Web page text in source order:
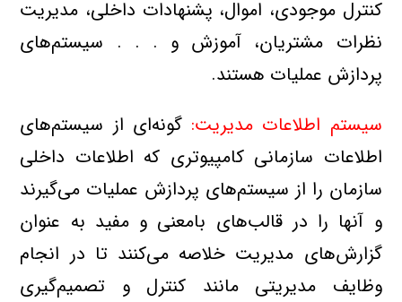
كنترل موجودي، اموال، پشنهادات داخلي، مديريت
نظرات مشتريان، آموزش و . . . سيستم‌هاي
پردازش عمليات هستند.
سيستم اطلاعات مديريت: گونه‌اي از سيستم‌هاي
اطلاعات سازماني كامپيوتري كه اطلاعات داخلي
سازمان را از سيستم‌هاي پردازش عمليات مي‌گيرند
و آنها را در قالب‌هاي بامعني و مفيد به عنوان
گزارش‌هاي مديريت خلاصه مي‌كنند تا در انجام
وظايف مديريتي مانند كنترل و تصميم‌گيري